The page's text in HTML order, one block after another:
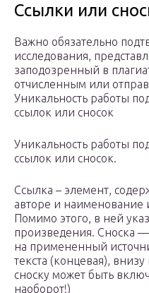
Ссылки или
Важно обязательно
исследования,
заподозренный в
отчисленным или
Уникальность работы
ссылок или сносок
Уникальность работы
ссылок или сносок.
Ссылка – элемент,
авторе и наименование
Помимо этого, в ней
произведения. Сноска
на примененный
текста (концевая),
сноску может быть
наоборот!)